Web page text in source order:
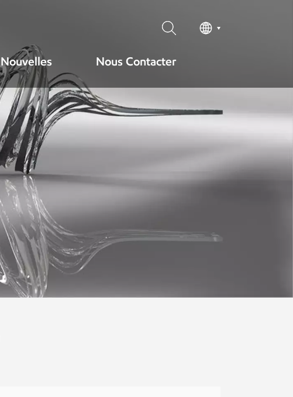
Nouvelles Nous Contacter